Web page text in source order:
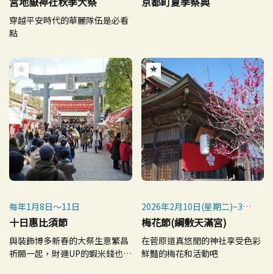
穿越平安時代的華麗隊伍是必看
點
每年1月8日～11日
十日惠比須節
與裝飾博多新春的大祭生意繁昌
祈願一起，財運UP的蝦米錢也受
2026年2月10日(星期二)~3月
10日(星期二)
梅花節(綱敷天滿宮)
在菅原道真悠閒的神社享受色彩
鮮豔的梅花和活動吧